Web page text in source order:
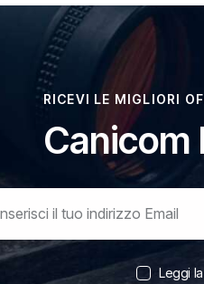
RICEVI LE MIGLIORI
Leggi